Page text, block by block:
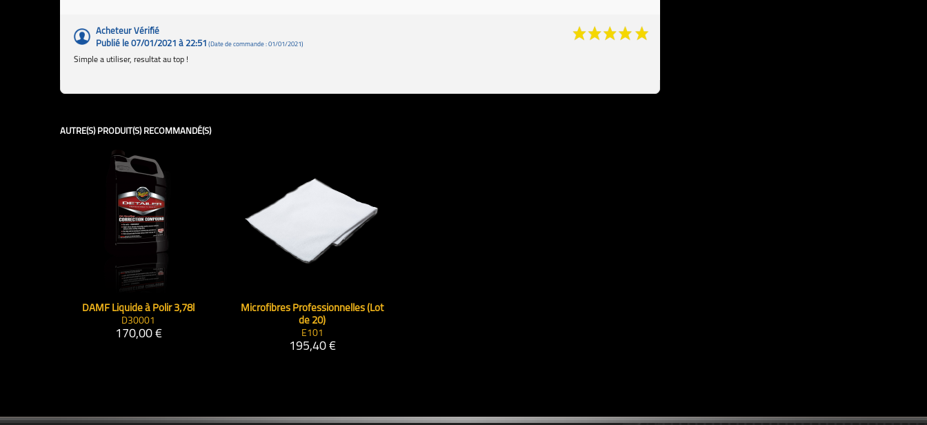
Acheteur Vérifié
Publié le 07/01/2021 à 22:51 (Date de commande : 01/01/2021)
Simple a utiliser, resultat au top !
AUTRE(S) PRODUIT(S) RECOMMANDÉ(S)
DAMF Liquide à Polir 3,78l
D30001
170,00 €
Microfibres Professionnelles (Lot
de 20)
E101
195,40 €